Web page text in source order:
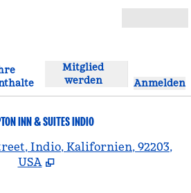
Mitglied
werden
Anmelden
INN & SUITES INDIO
Indio, Kalifornien, 92203,
USA